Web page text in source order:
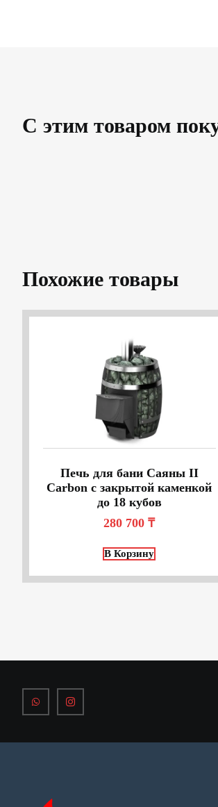
С этим товаром
Похожие товары
Печь для бани Саяны II
Carbon с закрытой каменкой
до 18 кубов
280 700₸
В Корзину